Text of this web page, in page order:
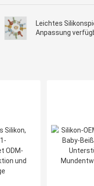
Leichtes
Anpassung